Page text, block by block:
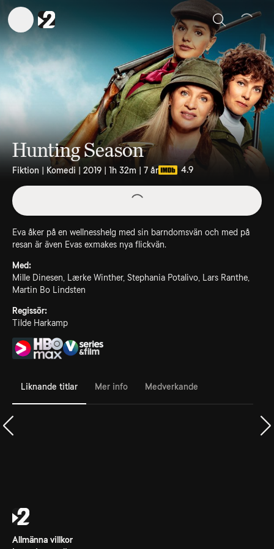
Sök
Hunting Season
Fiktion | Komedi | 2019 | 1h 32m | 7 år 4.9
Eva åker på en wellnesshelg med sin barndomsvän och med på
resan är även Evas exmakes nya flickvän.
Med:
Mille Dinesen, Lærke Winther, Stephania Potalivo, Lars Ranthe,
Martin Bo Lindsten
Regissör:
Tilde Harkamp
Liknande titlar Mer info Medverkande
Allmänna villkor